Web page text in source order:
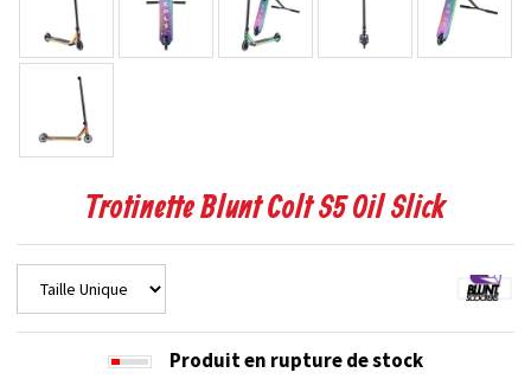
Trotinette Blunt Colt S5 Oil Slick
Produit en rupture de stock